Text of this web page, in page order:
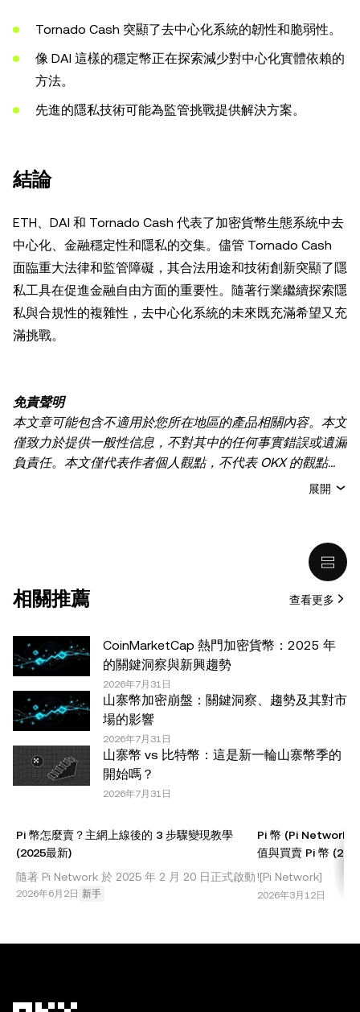
Tornado Cash 突顯了去中心化系統的韌性和脆弱性。
像 DAI 這樣的穩定幣正在探索減少對中心化實體依賴的
方法。
先進的隱私技術可能為監管挑戰提供解決方案。
結論
ETH、DAI 和 Tornado Cash 代表了加密貨幣生態系統中去
中心化、金融穩定性和隱私的交集。儘管 Tornado Cash
面臨重大法律和監管障礙，其合法用途和技術創新突顯了隱
私工具在促進金融自由方面的重要性。隨著行業繼續探索隱
私與合規性的複雜性，去中心化系統的未來既充滿希望又充
滿挑戰。
免責聲明
本文章可能包含不適用於您所在地區的產品相關內容。本文
僅致力於提供一般性信息，不對其中的任何事實錯誤或遺漏
負責任。本文僅代表作者個人觀點，不代表 OKX 的觀點。
本文無意提供以下任何建議，包括但不限於：(i) 投資建議
(包括穩定幣) 涉及高風險，可能會大幅波動，甚至變得毫無
價值。您應根據自己的財務狀況仔細考慮交易或持有數字資
產是否適合您。有關您具體情況的問題，請諮詢您的法律/
稅務/投資專業人士。本文中出現的信息 (包括市場數據和統
數據和圖表時已採取了所有合理的謹慎措施，但對於此處表
達的任何事實錯誤或遺漏，我們不承擔任何責任。 © 2025
OKX。本文可以全文複製或分發，也可以使用本文 100 字
或更少的摘錄，前提是此類使用是非商業性的。整篇文章的
任何複製或分發亦必須突出說明：“本文版權所有 © 2025
OKX，經許可使用。”允許的摘錄必須引用文章名稱並包含
出處，例如“文章名稱，[作者姓名 (如適用)]，© 2025
OKX”。部分內容可能由人工智能（AI）工具生成或輔助生
展開
相關推薦 查看更多
CoinMarketCap 熱門加密貨幣：2025 年
的關鍵洞察與新興趨勢
2026年7月31日
山寨幣加密崩盤：關鍵洞察、趨勢及其對市
場的影響
2026年7月31日
山寨幣 vs 比特幣：這是新一輪山寨幣季的
開始嗎？
2026年7月31日
Pi 幣怎麼賣？主網上線後的 3 步驟變現教學
(2025最新)
隨著 Pi Network 於 2025 年 2 月 20 日正式啟動
開放主網 (Open Network)，數千萬「先鋒」
以將 Pi 幣充值到OKX 交易所等平台進行交易。
2026年6月2日 新手
Pi 幣 (Pi Network)
值與買賣 Pi 幣
![Pi Network]
(//
2026年3月12日